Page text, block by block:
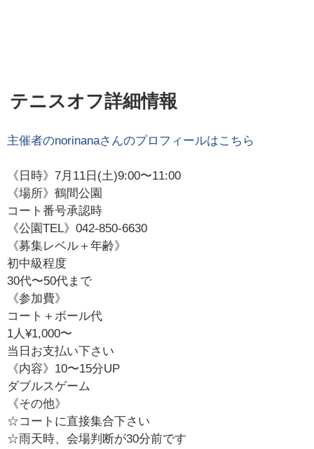
テニスオフ詳細情報
主催者のnorinanaさんのプロフィールはこちら
《日時》7月11日(土)9:00〜11:00
《場所》鶴間公園
コート番号承認時
《公園TEL》042-850-6630
《募集レベル＋年齢》
初中級程度
30代〜50代まで
《参加費》
コート＋ボール代
1人¥1,000〜
当日お支払い下さい
《内容》10〜15分UP
ダブルスゲーム
《その他》
☆コートに直接集合下さい
☆雨天時、会場判断が30分前です